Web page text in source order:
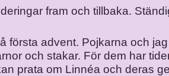
fram och tillbaka.
första advent. Pojkarna och
och stakar. För dem har
prata om Linnéa och deras